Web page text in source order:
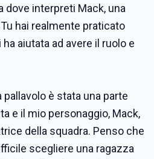
dove interpreti Mack, una
hai realmente praticato
aiutata ad avere il ruolo e
è stata una parte
e il mio personaggio, Mack,
della squadra. Penso che
scegliere una ragazza